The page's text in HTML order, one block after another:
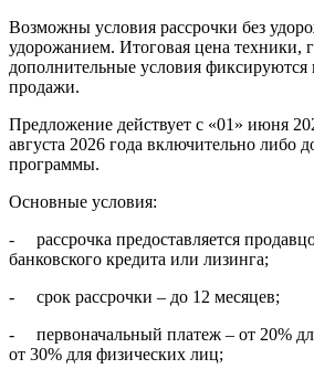
Возможны условия рассрочки без
удорожанием. Итоговая цена техники,
дополнительные условия фиксируются
продажи.
Предложение действует с «01» июня
августа 2026 года включительно либо
программы.
Основные условия:
- рассрочка предоставляется
банковского кредита или лизинга;
- срок рассрочки – до 12 месяцев;
- первоначальный платеж – от 20%
от 30% для физических лиц;